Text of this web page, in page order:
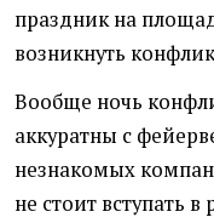
праздник на
возникнуть
Вообще ночь
аккуратны с
незнакомых
не стоит вступать